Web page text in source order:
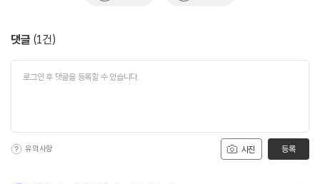
댓글 (1건)
사진
유의사항 등록